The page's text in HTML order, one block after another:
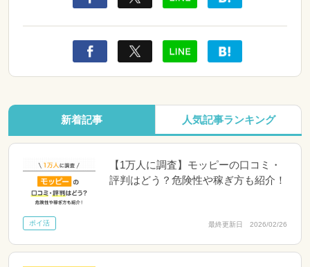
新着記事 人気記事ランキング
【1万人に調査】モッピーの口コミ・
評判はどう？危険性や稼ぎ方も紹介！
ポイ活 最終更新日 2026/02/26